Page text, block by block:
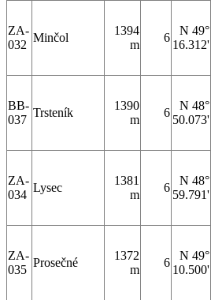
ZA-
032
Minčol
1394
m
6
N 49°
16.312'
BB-
037
Trsteník
1390
m
6
N 48°
50.073'
ZA-
034
Lysec
1381
m
6
N 48°
59.791'
ZA-
035
Prosečné
1372
m
6
N 49°
10.500'